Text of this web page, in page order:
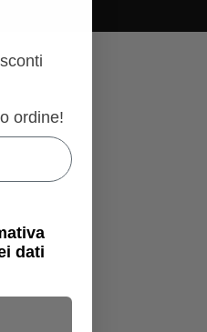
ordine!
dati